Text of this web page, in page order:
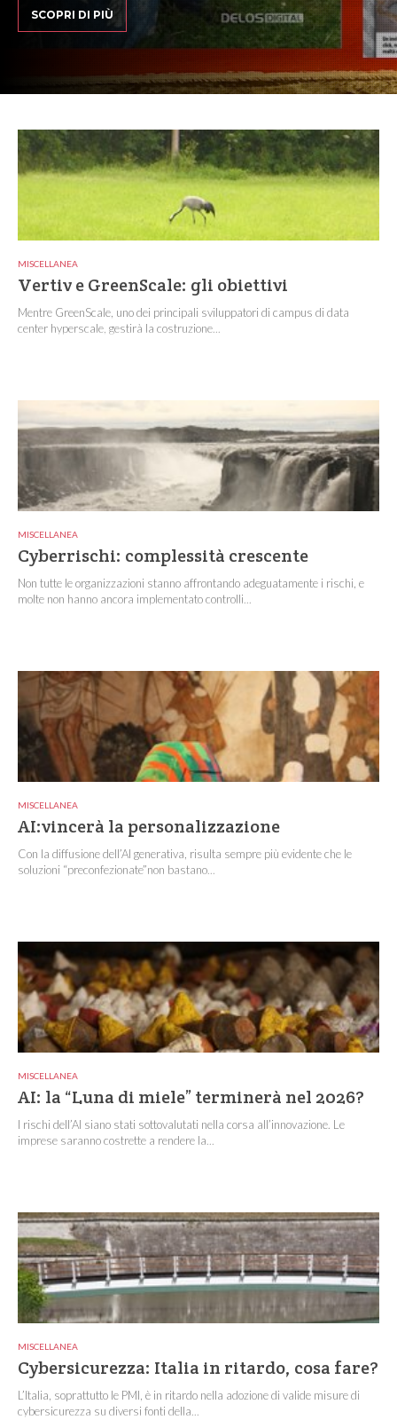
SCOPRI DI PIÙ
MISCELLANEA
Vertiv e GreenScale: gli obiettivi
Mentre GreenScale, uno dei principali sviluppatori di campus di data
center hyperscale, gestirà la costruzione...
MISCELLANEA
Cyberrischi: complessità crescente
Non tutte le organizzazioni stanno affrontando adeguatamente i rischi, e
molte non hanno ancora implementato controlli...
MISCELLANEA
AI:vincerà la personalizzazione
Con la diffusione dell’AI generativa, risulta sempre più evidente che le
soluzioni “preconfezionate”non bastano...
MISCELLANEA
AI: la “Luna di miele” terminerà nel 2026?
I rischi dell’AI siano stati sottovalutati nella corsa all’innovazione. Le
imprese saranno costrette a rendere la...
MISCELLANEA
Cybersicurezza: Italia in ritardo, cosa fare?
L’Italia, soprattutto le PMI, è in ritardo nella adozione di valide misure di
cybersicurezza su diversi fonti della...